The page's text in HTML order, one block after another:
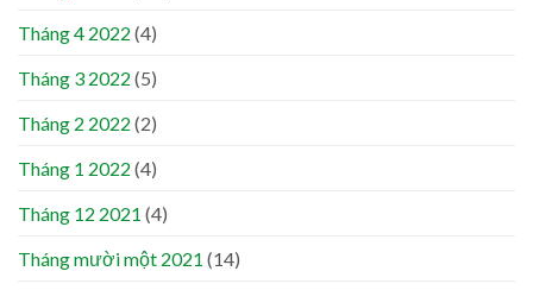
Tháng 4 2022 (4)
Tháng 3 2022 (5)
Tháng 2 2022 (2)
Tháng 1 2022 (4)
Tháng 12 2021 (4)
Tháng mười một 2021 (14)